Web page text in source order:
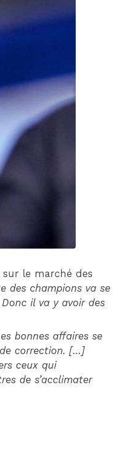
sur le marché des
des champions va se
il va y avoir des
bonnes affaires se
de correction. […]
ceux qui
de s’acclimater